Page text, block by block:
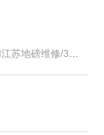
维修/3吨不锈钢地磅价格